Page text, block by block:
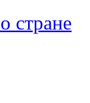
стране